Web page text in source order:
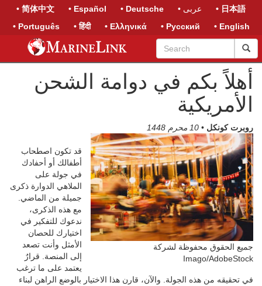
• 简体中文 • Español • Deutsche • عربى
• 日本語
• Português
• हिंदी • Ελληνικά • Русский • English
أهلاً بكم في دوامة الشحن
الأمريكية
روبرت كونكل • 10 محرم 1448
جميع الحقوق محفوظة لشركة
Imago/AdobeStock
قد تكون اصطحاب
أطفالك أو أحفادك
في جولة على
الملاهي الدوارة ذكرى
جميلة من الماضي.
مع هذه الذكرى،
ندعوك للتفكير في
اختيارك للحصان
الأمثل وأنت تصعد
إلى المنصة. قرارٌ
يعتمد على ما ترغب
في تحقيقه من هذه الجولة. والآن، قارن هذا الاختيار بالوضع الراهن لبناء